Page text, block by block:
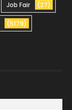
Job Fair (27)
(5179)